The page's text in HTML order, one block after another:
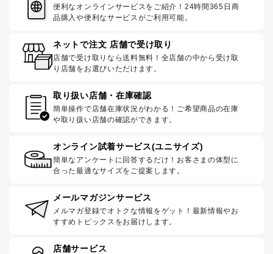
便利なオンラインサービスをご紹介！24時間365日商
品購入や便利なサービスがご利用可能。
ネットで注文 店舗で受け取り
店舗で受け取りなら送料無料！全店舗の中から受け取
り店舗をお選びいただけます。
取り扱い店舗・在庫確認
簡単操作で店舗在庫状況がわかる！ご希望商品の在庫
や取り扱い店舗の確認ができます。
オンライン試着サービス(ユニサイズ)
簡単なアンケートに回答するだけ！お客さまの体型に
合った最適なサイズをご提案します。
メールマガジンサービス
メルマガ登録でオトクな情報をゲット！最新情報やお
すすめトピックスをお届けします。
店舗サービス